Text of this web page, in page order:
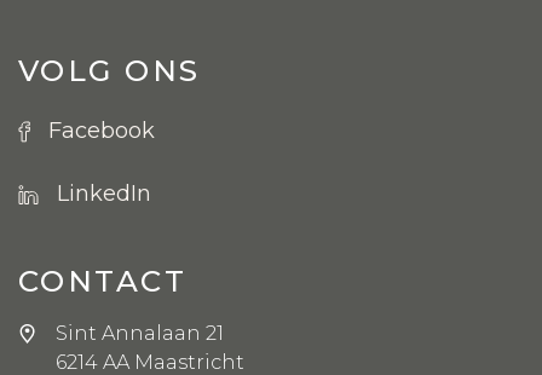
VOLG ONS
Facebook
LinkedIn
CONTACT
Sint Annalaan 21
6214 AA Maastricht